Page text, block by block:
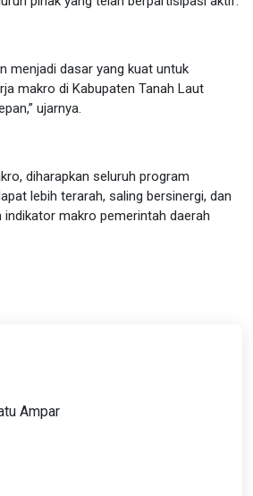
menjadi dasar yang kuat untuk
makro di Kabupaten Tanah Laut
ujarnya.
diharapkan seluruh program
lebih terarah, saling bersinergi, dan
indikator makro pemerintah daerah
Ampar